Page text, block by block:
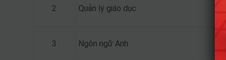
2 Quản lý giáo dục
3 Ngôn ngữ Anh